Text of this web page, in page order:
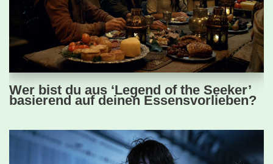
Wer bist du aus ‘Legend of the Seeker’
basierend auf deinen Essensvorlieben?